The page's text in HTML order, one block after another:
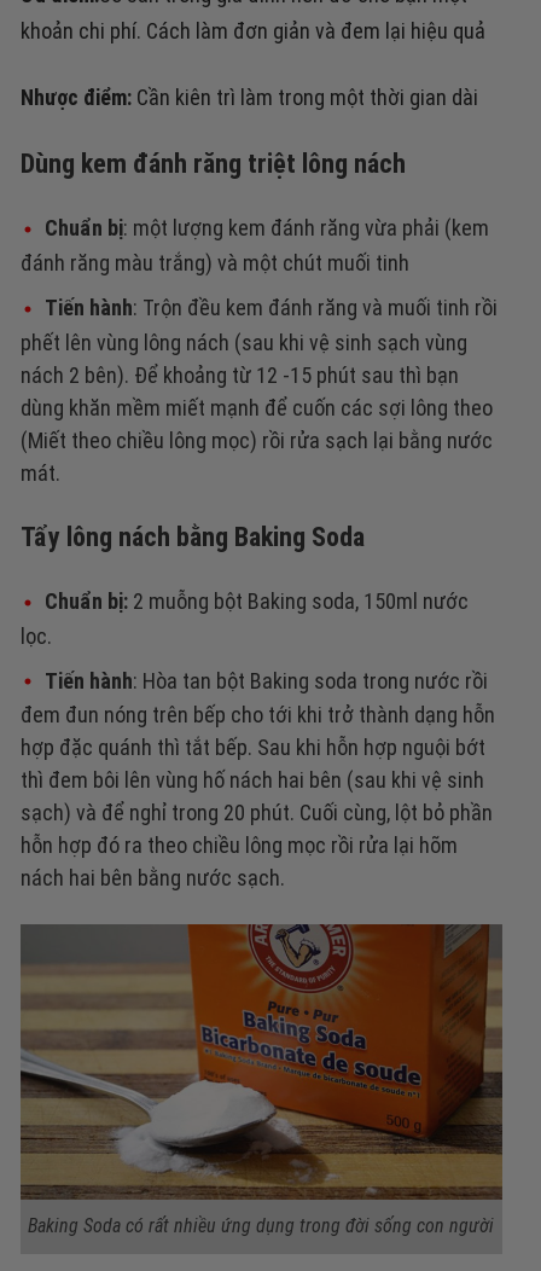
khoản chi phí. Cách làm đơn giản và đem lại hiệu quả
Nhược điểm: Cần kiên trì làm trong một thời gian dài
Dùng kem đánh răng triệt lông nách
Chuẩn bị: một lượng kem đánh răng vừa phải (kem
đánh răng màu trắng) và một chút muối tinh
Tiến hành: Trộn đều kem đánh răng và muối tinh rồi
phết lên vùng lông nách (sau khi vệ sinh sạch vùng
nách 2 bên). Để khoảng từ 12 -15 phút sau thì bạn
dùng khăn mềm miết mạnh để cuốn các sợi lông theo
(Miết theo chiều lông mọc) rồi rửa sạch lại bằng nước
mát.
Tẩy lông nách bằng Baking Soda
Chuẩn bị: 2 muỗng bột Baking soda, 150ml nước
lọc.
Tiến hành: Hòa tan bột Baking soda trong nước rồi
đem đun nóng trên bếp cho tới khi trở thành dạng hỗn
hợp đặc quánh thì tắt bếp. Sau khi hỗn hợp nguội bớt
thì đem bôi lên vùng hố nách hai bên (sau khi vệ sinh
sạch) và để nghỉ trong 20 phút. Cuối cùng, lột bỏ phần
hỗn hợp đó ra theo chiều lông mọc rồi rửa lại hõm
nách hai bên bằng nước sạch.
Baking Soda có rất nhiều ứng dụng trong đời sống con người